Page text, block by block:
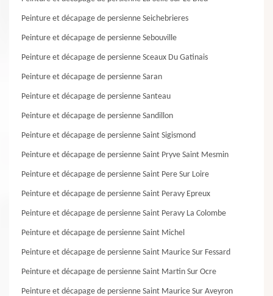
Peinture et décapage de persienne Seichebrieres
Peinture et décapage de persienne Sebouville
Peinture et décapage de persienne Sceaux Du Gatinais
Peinture et décapage de persienne Saran
Peinture et décapage de persienne Santeau
Peinture et décapage de persienne Sandillon
Peinture et décapage de persienne Saint Sigismond
Peinture et décapage de persienne Saint Pryve Saint Mesmin
Peinture et décapage de persienne Saint Pere Sur Loire
Peinture et décapage de persienne Saint Peravy Epreux
Peinture et décapage de persienne Saint Peravy La Colombe
Peinture et décapage de persienne Saint Michel
Peinture et décapage de persienne Saint Maurice Sur Fessard
Peinture et décapage de persienne Saint Martin Sur Ocre
Peinture et décapage de persienne Saint Maurice Sur Aveyron